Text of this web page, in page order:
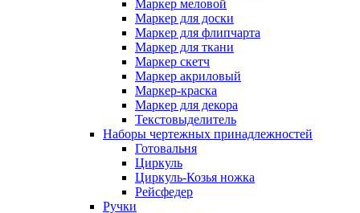
Маркер меловой
Маркер для доски
Маркер для флипчарта
Маркер для ткани
Маркер скетч
Маркер акриловый
Маркер-краска
Маркер для декора
Текстовыделитель
Наборы чертежных принадлежностей
Готовальня
Циркуль
Циркуль-Козья ножка
Рейсфедер
Ручки